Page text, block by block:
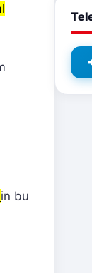
in bu